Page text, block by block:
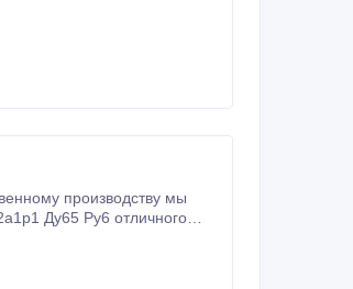
производству мы
Ду65 Ру6 отличного